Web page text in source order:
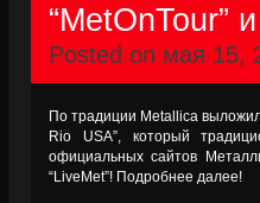
“MetOnTour”
Posted on мая 15,
По традиции Metallica
Rio USA”, который
официальных сайтов
“LiveMet”! Подробнее далее!